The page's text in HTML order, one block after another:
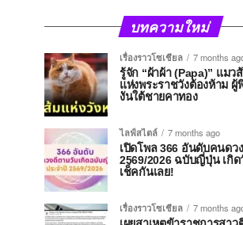
บทความใหม่
เรื่องราวโซเชียล
7 months
รู้จัก “ผ้าผ้า (Papa)” แมว
แห่งพระราชวังต้องห้าม ผู้
งันใต้ชายคาทอง
ไลฟ์สไตล์
7 months ago
เปิดโพล 366 อันดับคนดว
2569/2026 ฉบับญี่ปุ่น เกิ
เช็คกันเลย!
เรื่องราวโซเชียล
7 months